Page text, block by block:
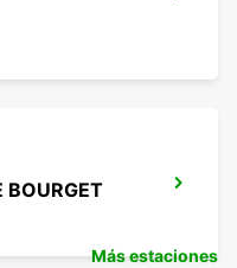
BOURGET
Más estaciones